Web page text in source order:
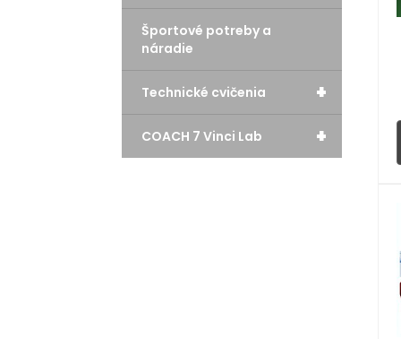
Športové potreby a
náradie
+
Technické cvičenia
+
COACH 7 Vinci Lab